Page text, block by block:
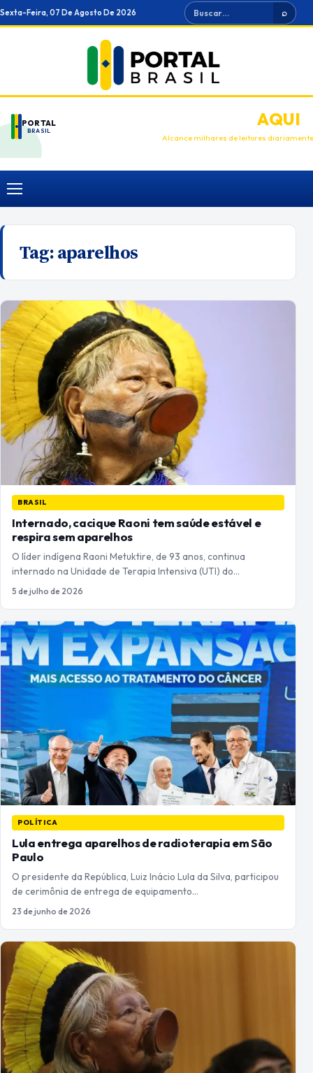
Ir
para
Sexta-Feira, 07 De Agosto De 2026 Buscar ⌕
PORTAL
BRASIL
ANUNCIEAQUI
Alcance milhares de leitores diariamente
Menu
Tag:aparelhos
BRASIL
Internado, cacique Raoni tem saúde estável e
respira sem aparelhos
O líder indígena Raoni Metuktire, de 93 anos, continua
internado na Unidade de Terapia Intensiva (UTI) do…
5 de julho de 2026
POLÍTICA
Lula entrega aparelhos de radioterapia em São
Paulo
O presidente da República, Luiz Inácio Lula da Silva, participou
de cerimônia de entrega de equipamento…
23 de junho de 2026